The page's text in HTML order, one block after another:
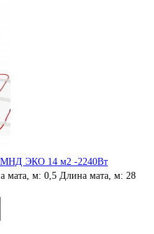
МНД ЭКО 14 м2 -2240Вт
мата, м: 0,5 Длина мата, м: 28